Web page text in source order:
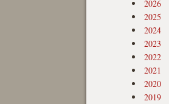
2026
2025
2024
2023
2022
2021
2020
2019